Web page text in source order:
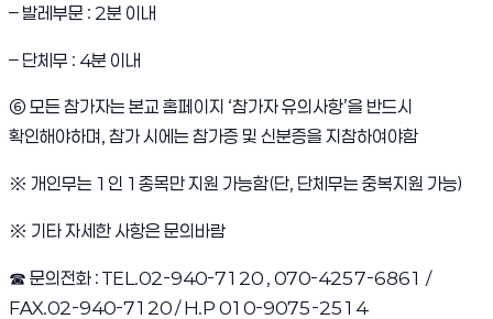
– 발레부문 : 2분 이내
– 단체무 : 4분 이내
⑥ 모든 참가자는 본교 홈페이지 ‘참가자 유의사항’을 반드시
확인해야하며, 참가 시에는 참가증 및 신분증을 지참하여야함
※ 개인무는 1인 1종목만 지원 가능함(단, 단체무는 중복지원 가능)
※ 기타 자세한 사항은 문의바람
☎ 문의전화 : TEL.02-940-7120 , 070-4257-6861 /
FAX.02-940-7120 / H.P 010-9075-2514